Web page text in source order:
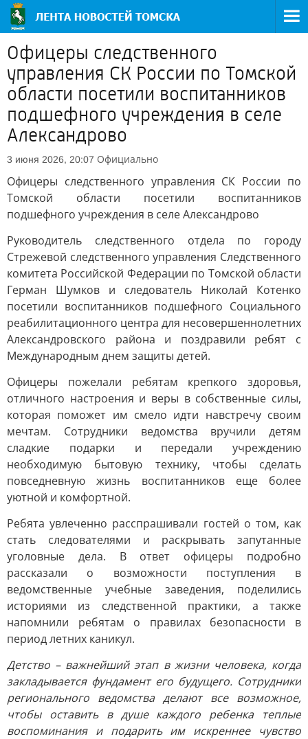
Офицеры следственного
управления СК России по Томской
области посетили воспитанников
подшефного учреждения в селе
Александрово
3 июня 2026, 20:07 Официально
Офицеры следственного управления СК России по
Томской области посетили воспитанников
подшефного учреждения в селе Александрово
Руководитель следственного отдела по городу
Стрежевой следственного управления Следственного
комитета Российской Федерации по Томской области
Герман Шумков и следователь Николай Котенко
посетили воспитанников подшефного Социального
реабилитационного центра для несовершеннолетних
Александровского района и поздравили ребят с
Международным днем защиты детей.
Офицеры пожелали ребятам крепкого здоровья,
отличного настроения и веры в собственные силы,
которая поможет им смело идти навстречу своим
мечтам. Сотрудники ведомства вручили детям
сладкие подарки и передали учреждению
необходимую бытовую технику, чтобы сделать
повседневную жизнь воспитанников еще более
уютной и комфортной.
Ребята увлеченно расспрашивали гостей о том, как
стать следователями и раскрывать запутанные
уголовные дела. В ответ офицеры подробно
рассказали о возможности поступления в
ведомственные учебные заведения, поделились
историями из следственной практики, а также
напомнили ребятам о правилах безопасности в
период летних каникул.
Детство – важнейший этап в жизни человека, когда
закладывается фундамент его будущего. Сотрудники
регионального ведомства делают все возможное,
чтобы оставить в душе каждого ребенка теплые
воспоминания и подарить им искреннее чувство